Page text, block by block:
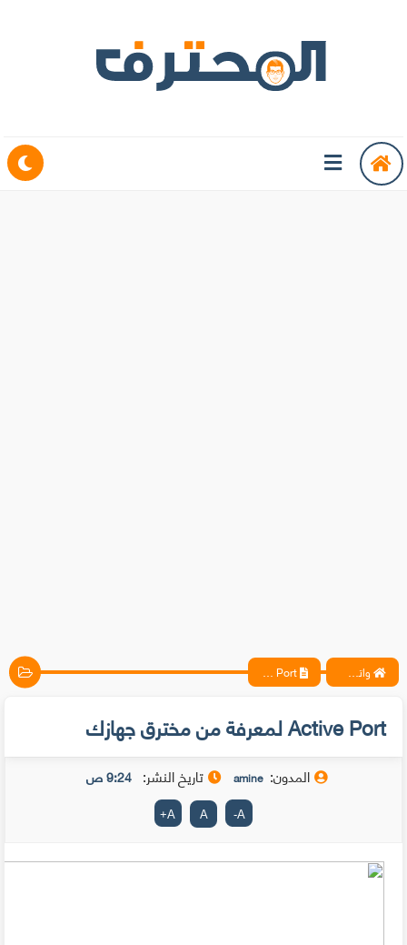
واتس آب ، فيسبوك ، أنترنت ، شروحات تقنية حصرية - المحترف Active Port لمعرفة من مخترق جهازك
Active Port لمعرفة من مخترق جهازك
المدون: amine تاريخ النشر: 9:24 ص
A
-
A
A
+